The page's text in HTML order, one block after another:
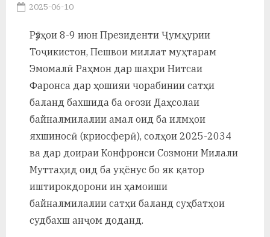
с
р
в
Posted
2025-06-10
Рӯзҳои 8-9 июн Президенти Ҷумҳурии
Тоҷикистон, Пешвои миллат муҳтарам
Эмомалӣ Раҳмон дар шаҳри Нитсаи
Фаронса дар ҳошияи чорабинии сатҳи
баланд бахшида ба оғози Даҳсолаи
байналмилалии амал оид ба илмҳои
яхшиносӣ (криосферӣ), солҳои 2025-2034
ва дар доираи Конфронси Созмони Милали
Муттаҳид оид ба уқёнус бо як қатор
иштирокдорони ин ҳамоиши
байналмилалии сатҳи баланд суҳбатҳои
судбахш анҷом доданд.